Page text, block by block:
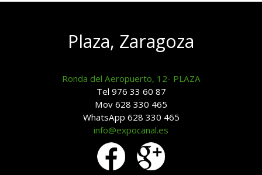
Plaza, Zaragoza
Ronda del Aeropuerto, 12- PLAZA
Tel 976 33 60 87
Mov 628 330 465
WhatsApp 628 330 465
info@expocanal.es